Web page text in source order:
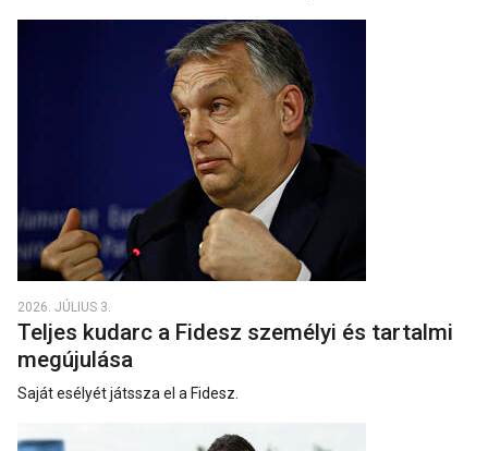
2026. JÚLIUS 3.
Teljes kudarc a Fidesz személyi és tartalmi
megújulása
Saját esélyét játssza el a Fidesz.